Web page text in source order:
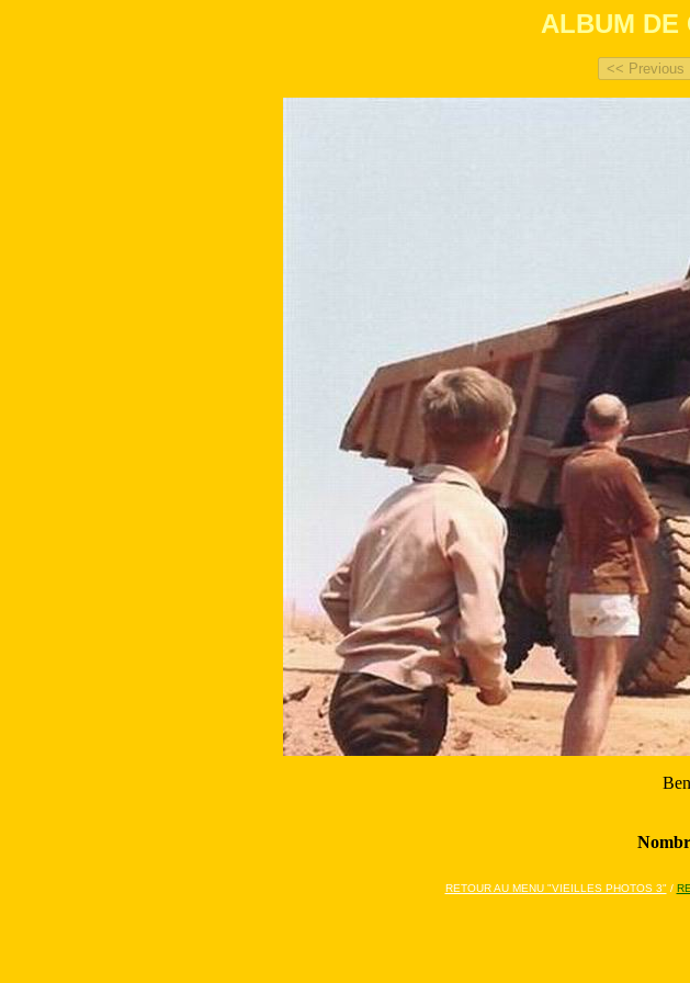
ALBUM DE
En face de ma maison, boulevard Reine
RETOUR AU MENU "VIEILLES PHOTOS 3"/